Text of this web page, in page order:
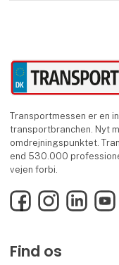
Transportmessen er en
transportbranchen. Nyt
omdrejningspunktet.
end 530.000
vejen forbi.
FacebookInstagramLinkedIn
Find os